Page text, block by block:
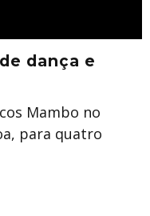
dança e
Mambo no
para quatro